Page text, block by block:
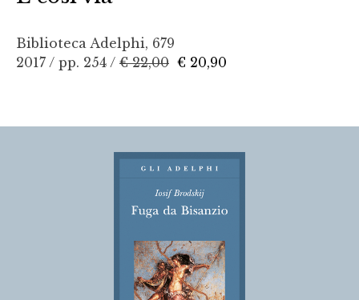
Biblioteca Adelphi, 679
2017 / pp. 254 / € 22,00 € 20,90